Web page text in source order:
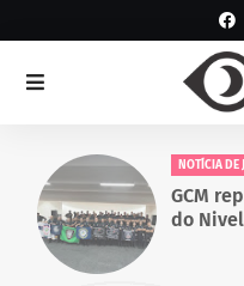
NOTÍCIA DE
GCM
do